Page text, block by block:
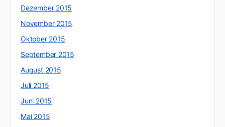
Dezember 2015
November 2015
Oktober 2015
September 2015
August 2015
Juli 2015
Juni 2015
Mai 2015